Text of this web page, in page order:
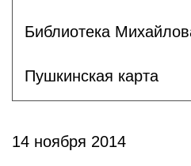
Библиотека
Пушкинская карта
14 ноября 2014